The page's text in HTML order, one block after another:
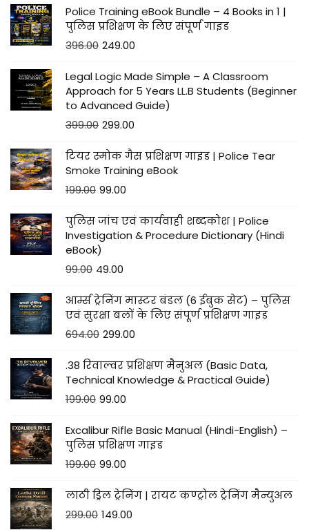
Police Training eBook Bundle – 4 Books in 1 |
पुलिस प्रशिक्षण के लिए संपूर्ण गाइड
396.00 249.00
Legal Logic Made Simple – A Classroom
Approach for 5 Years LL.B Students (Beginner
to Advanced Guide)
399.00 299.00
टियर स्मोक गैस प्रशिक्षण गाइड | Police Tear
Smoke Training eBook
199.00 99.00
पुलिस जांच एवं कार्यवाही शब्दकोश | Police
Investigation & Procedure Dictionary (Hindi
eBook)
99.00 49.00
आर्म्स ट्रेनिंग मास्टर बंडल (6 ईबुक सेट) – पुलिस
एवं सुरक्षा बलों के लिए संपूर्ण प्रशिक्षण गाइड
694.00 299.00
.38 रिवाल्वर प्रशिक्षण मैनुअल (Basic Data,
Technical Knowledge & Practical Guide)
199.00 99.00
Excalibur Rifle Basic Manual (Hindi-English) –
पुलिस प्रशिक्षण गाइड
199.00 99.00
लाठी ड्रिल ट्रेनिंग | रायट कण्ट्रोल ट्रेनिंग मैन्युअल
299.00 149.00